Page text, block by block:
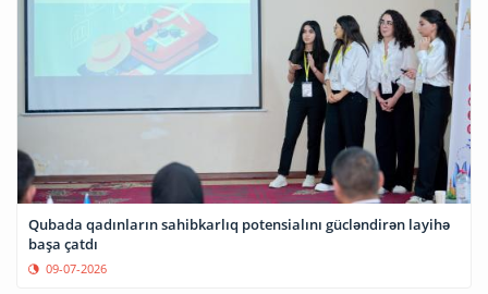
Qubada qadınların sahibkarlıq potensialını gücləndirən layihə
başa çatdı
09-07-2026